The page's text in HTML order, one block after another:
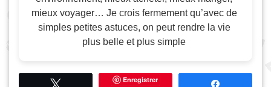
mieux voyager… Je crois fermement qu’avec de
simples petites astuces, on peut rendre la vie
plus belle et plus simple
Enregistrer